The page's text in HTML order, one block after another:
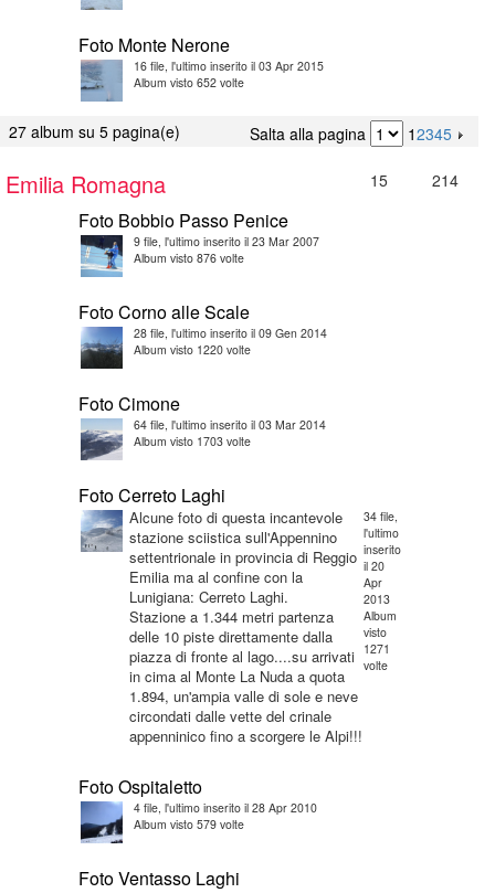
Foto Monte Nerone
16 file, l'ultimo inserito il 03 Apr 2015
Album visto 652 volte
27 album su 5 pagina(e) Salta alla pagina 12345
Emilia Romagna 15 214
Foto Bobbio Passo Penice
9 file, l'ultimo inserito il 23 Mar 2007
Album visto 876 volte
Foto Corno alle Scale
28 file, l'ultimo inserito il 09 Gen 2014
Album visto 1220 volte
Foto Cimone
64 file, l'ultimo inserito il 03 Mar 2014
Album visto 1703 volte
Foto Cerreto Laghi
Alcune foto di questa incantevole
stazione sciistica sull'Appennino
settentrionale in provincia di Reggio
Emilia ma al confine con la
Lunigiana: Cerreto Laghi.
Stazione a 1.344 metri partenza
delle 10 piste direttamente dalla
piazza di fronte al lago....su arrivati
in cima al Monte La Nuda a quota
1.894, un'ampia valle di sole e neve
circondati dalle vette del crinale
appenninico fino a scorgere le Alpi!!!
34 file,
l'ultimo
inserito
il 20
Apr
2013
Album
visto
1271
volte
Foto Ospitaletto
4 file, l'ultimo inserito il 28 Apr 2010
Album visto 579 volte
Foto Ventasso Laghi